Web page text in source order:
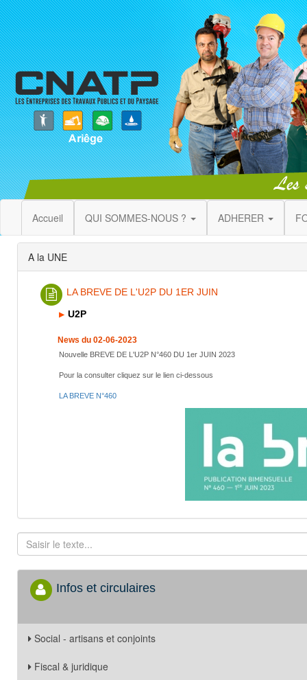
Accueil QUI SOMMES-NOUS ? ADHERER
A la UNE
LA BREVE DE L'U2P DU 1ER JUIN
U2P
News du 02-06-2023
Nouvelle BREVE DE L'U2P N°460 DU 1er JUIN 2023
Pour la consulter cliquez sur le lien ci-dessous
LA BREVE N°460
Infos et circulaires
Social - artisans et conjoints
Fiscal & juridique